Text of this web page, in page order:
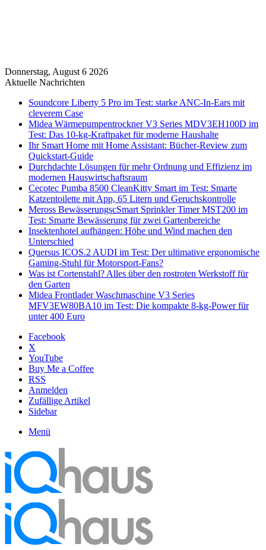
Donnerstag, August 6 2026
Aktuelle Nachrichten
Soundcore Liberty 5 Pro im Test: starke ANC-In-Ears mit
cleverem Case
Midea Wärmepumpentrockner V3 Series MDV3EH100D im
Test: Das 10-kg-Kraftpaket für moderne Haushalte
Ihr Smart Home mit Home Assistant: Bücher-Review zum
Quickstart-Guide
Durchdachte Lösungen für mehr Ordnung und Effizienz im
modernen Hauswirtschaftsraum
Cecotec Pumba 8500 CleanKitty Smart im Test: Smarte
Katzentoilette mit App, 65 Litern und Geruchskontrolle
Meross BewässerungscSmart Sprinkler Timer MST200 im
Test: Smarte Bewässerung für zwei Gartenbereiche
Insektenhotel aufhängen: Höhe und Wind machen den
Unterschied
Quersus ICOS.2 AUDI im Test: Der ultimative ergonomische
Gaming-Stuhl für Motorsport-Fans?
Was ist Cortenstahl? Alles über den rostroten Werkstoff für
den Garten
Midea Frontlader Waschmaschine V3 Series
MFV3EW80BA10 im Test: Die kompakte 8-kg-Power für
unter 400 Euro
Facebook
X
YouTube
Buy Me a Coffee
RSS
Anmelden
Zufällige Artikel
Sidebar
Menü